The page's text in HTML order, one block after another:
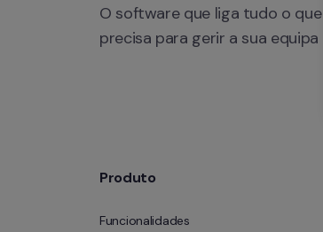
O software que liga tudo o que
precisa para gerir a sua equipa
Produto
Funcionalidades